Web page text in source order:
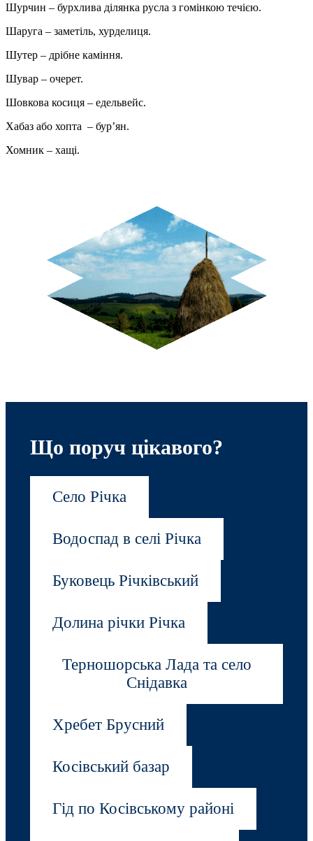
Шурчин – бурхлива ділянка русла з гомінкою течією.
Шаруга – заметіль, хурделиця.
Шутер – дрібне каміння.
Шувар – очерет.
Шовкова косиця – едельвейс.
Хабаз або хопта – бур’ян.
Хомник – хащі.
Що поруч цікавого?
Село Річка
Водоспад в селі Річка
Буковець Річківський
Долина річки Річка
Терношорська Лада та село
Снідавка
Хребет Брусний
Косівський базар
Гід по Косівському районі